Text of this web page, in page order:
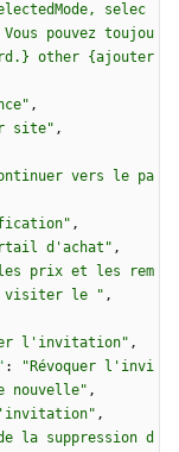
selec
pouvez toujou
other {ajouter
,
site" ,
vers le pa
,
d'achat" ,
prix et les rem
visiter le " ,
l'invitation" ,
:
"Révoquer l'invi
nouvelle" ,
,
la suppression d